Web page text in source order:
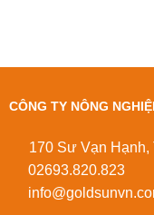
CÔNG TY NÔNG
170 Sư Vạn Hạnh,
02693.820.823